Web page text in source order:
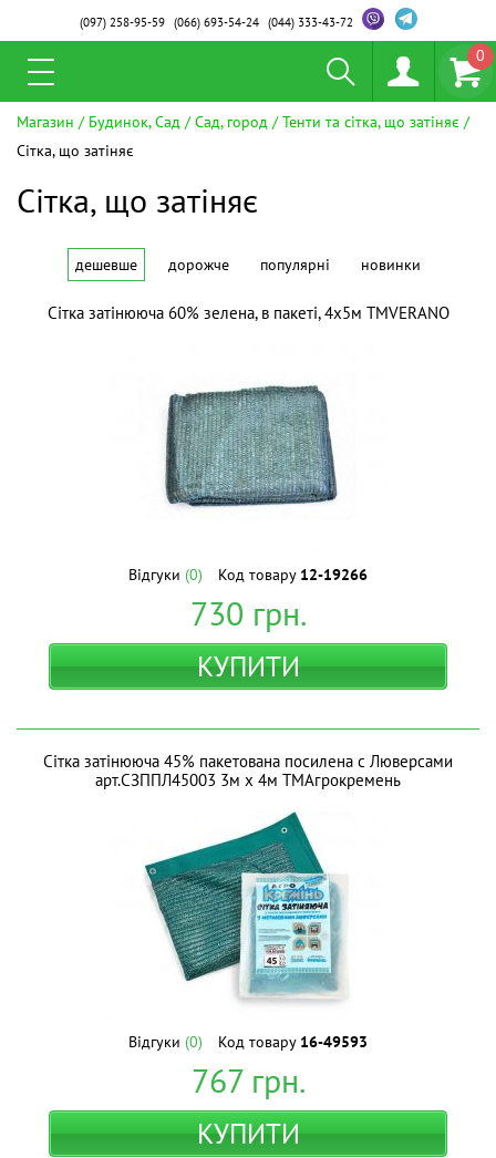
(097)258-95-59 (066)693-54-24 (044)333-43-72
0
Магазин Будинок, Сад Сад, город
Тенти та сітка, що затіняє
Сітка, що затіняє
Сітка, що затіняє
дешевше дорожче популярні новинки
Сітка затінююча 60% зелена, в пакеті, 4х5м ТМVERANO
Відгуки (0) Код товару 12-19266
730 грн.
КУПИТИ
Сітка затінююча 45% пакетована посилена с Люверсами
арт.СЗППЛ45003 3м х 4м ТМАгрокремень
Відгуки (0) Код товару 16-49593
767грн.
КУПИТИ